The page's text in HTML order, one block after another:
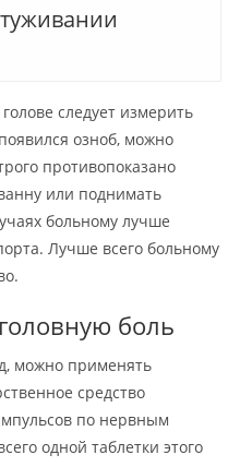
следует измерить
озноб, можно
противопоказано
или поднимать
больному лучше
Лучше всего больному
боль
можно применять
средство
по нервным
одной таблетки этого